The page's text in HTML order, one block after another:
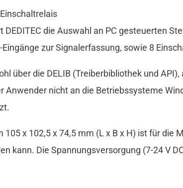
die Auswahl an PC gesteuerten
zur Signalerfassung, sowie 8
über die DELIB (Treiberbibliothek und
Anwender nicht an die Betriebssysteme
x 102,5 x 74,5 mm (L x B x H) ist für die
kann. Die Spannungsversorgung (7-24 V